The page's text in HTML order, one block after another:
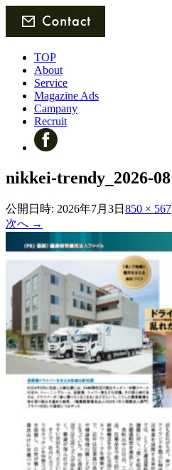
TOP
About
Service
Magazine Ads
Campany
Recruit
nikkei-trendy_2026-08
公開日時: 2026年7月3日 850 × 567
次へ →